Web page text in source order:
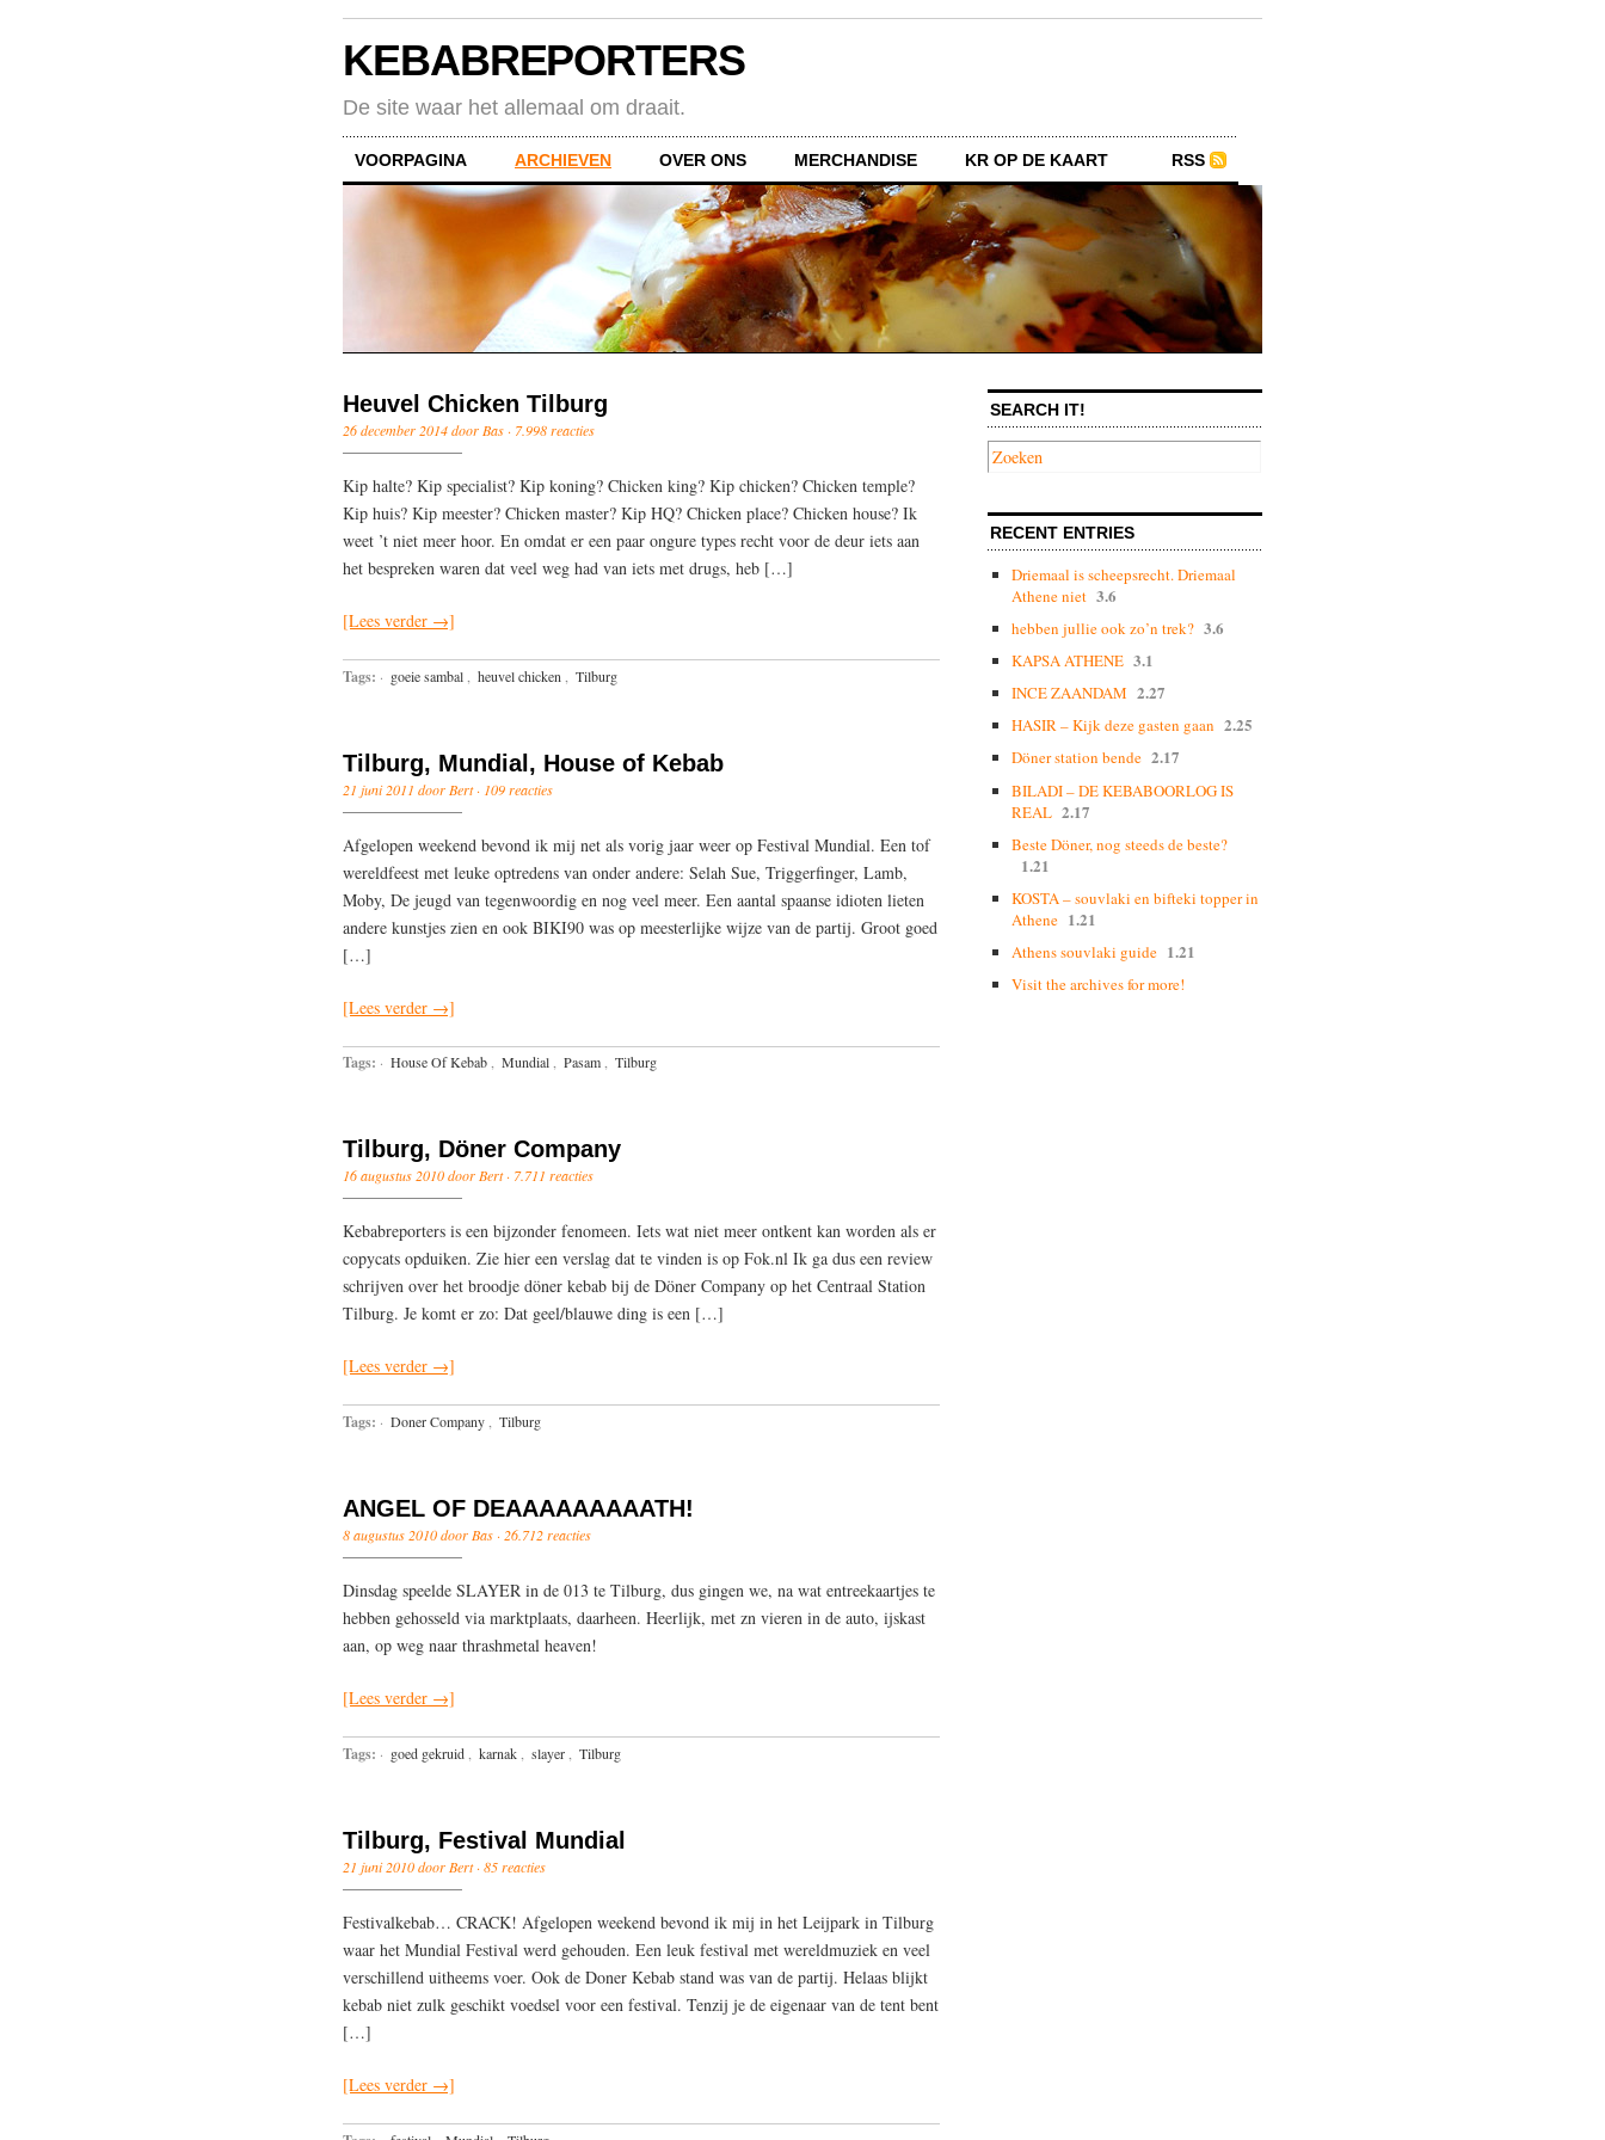
KEBABREPORTERS
De site waar het allemaal om draait.
VOORPAGINA ARCHIEVEN OVER ONS MERCHANDISE KR OP DE KAART RSS
Heuvel Chicken Tilburg
26 december 2014 door Bas · 7.998 reacties
Kip halte? Kip specialist? Kip koning? Chicken king? Kip chicken? Chicken temple?
Kip huis? Kip meester? Chicken master? Kip HQ? Chicken place? Chicken house? Ik
weet ’t niet meer hoor. En omdat er een paar ongure types recht voor de deur iets aan
het bespreken waren dat veel weg had van iets met drugs, heb […]
[Lees verder →]
Tags: · goeie sambal heuvel chicken Tilburg
Tilburg, Mundial, House of Kebab
21 juni 2011 door Bert · 109 reacties
Afgelopen weekend bevond ik mij net als vorig jaar weer op Festival Mundial. Een tof
wereldfeest met leuke optredens van onder andere: Selah Sue, Triggerfinger, Lamb,
Moby, De jeugd van tegenwoordig en nog veel meer. Een aantal spaanse idioten lieten
andere kunstjes zien en ook BIKI90 was op meesterlijke wijze van de partij. Groot goed
[…]
[Lees verder →]
Tags: · House Of Kebab, Mundial, Pasam, Tilburg
Tilburg, Döner Company
16 augustus 2010 door Bert · 7.711 reacties
Kebabreporters is een bijzonder fenomeen. Iets wat niet meer ontkent kan worden als er
copycats opduiken. Zie hier een verslag dat te vinden is op Fok.nl Ik ga dus een review
schrijven over het broodje döner kebab bij de Döner Company op het Centraal Station
Tilburg. Je komt er zo: Dat geel/blauwe ding is een […]
[Lees verder →]
Tags: · Doner Company Tilburg
ANGEL OF DEAAAAAAAAATH!
8 augustus 2010 door Bas · 26.712 reacties
Dinsdag speelde SLAYER in de 013 te Tilburg, dus gingen we, na wat entreekaartjes te
hebben gehosseld via marktplaats, daarheen. Heerlijk, met zn vieren in de auto, ijskast
aan, op weg naar thrashmetal heaven!
[Lees verder →]
Tags: · goed gekruid karnak slayer Tilburg
Tilburg, Festival Mundial
21 juni 2010 door Bert ·85 reacties
Festivalkebab… CRACK! Afgelopen weekend bevond ik mij in het Leijpark in Tilburg
waar het Mundial Festival werd gehouden. Een leuk festival met wereldmuziek en veel
verschillend uitheems voer. Ook de Doner Kebab stand was van de partij. Helaas blijkt
kebab niet zulk geschikt voedsel voor een festival. Tenzij je de eigenaar van de tent bent
[…]
[Lees verder →]
SEARCH IT!
RECENT ENTRIES
Driemaal is scheepsrecht. Driemaal
Athene niet 3.6
hebben jullie ook zo’n trek? 3.6
KAPSA ATHENE 3.1
INCE ZAANDAM 2.27
HASIR – Kijk deze gasten gaan 2.25
Döner station bende 2.17
BILADI – DE KEBABOORLOG IS
REAL 2.17
Beste Döner, nog steeds de beste?
1.21
KOSTA – souvlaki en bifteki topper in
Athene 1.21
Athens souvlaki guide 1.21
Visit the archives for more!